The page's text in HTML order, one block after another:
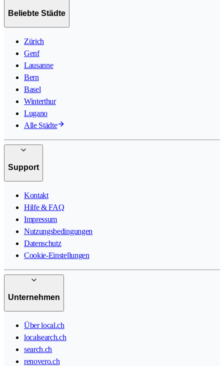
Beliebte Städte
Zürich
Genf
Lausanne
Bern
Basel
Winterthur
Lugano
Alle Städte
Support
Kontakt
Hilfe & FAQ
Impressum
Nutzungsbedingungen
Datenschutz
Cookie-Einstellungen
Unternehmen
Über local.ch
localsearch.ch
search.ch
renovero.ch